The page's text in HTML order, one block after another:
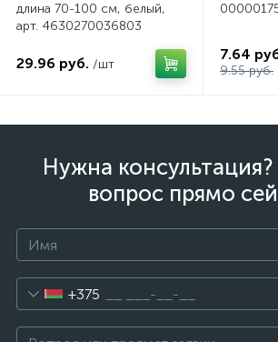
длина 70-100 см, белый,
арт. 4630270036803
29.96 руб. /шт
7.64
9.55 руб.
Нужна
вопрос прямо
+375